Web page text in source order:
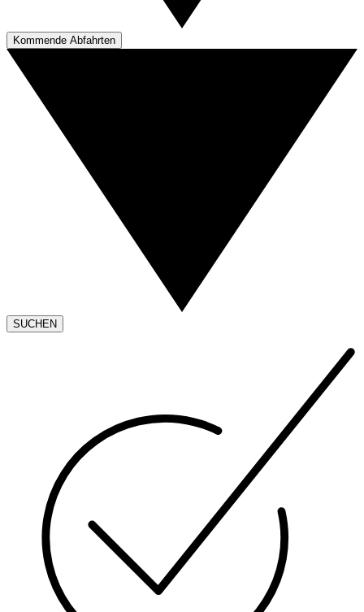
Kommende Abfahrten
SUCHEN